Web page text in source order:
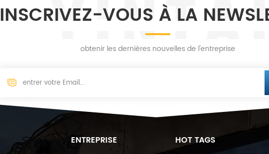
INSCRIVEZ-VOUS À LA
obtenir les dernières nouvelles de l'entreprise
ENTREPRISE HOT TAGS